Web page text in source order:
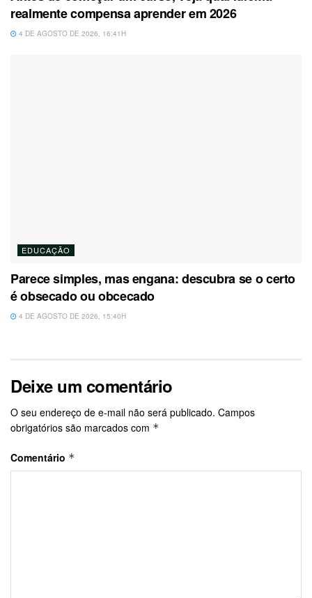
realmente compensa aprender em 2026
4 DE AGOSTO DE 2026, 16:41H
EDUCAÇÃO
Parece simples, mas engana: descubra se o certo
é obsecado ou obcecado
4 DE AGOSTO DE 2026, 15:40H
Deixe um comentário
O seu endereço de e-mail não será publicado. Campos
obrigatórios são marcados com *
Comentário *